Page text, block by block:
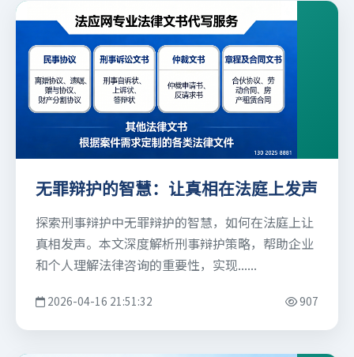
无罪辩护的智慧：让真相在法庭上发声
探索刑事辩护中无罪辩护的智慧，如何在法庭上让
真相发声。本文深度解析刑事辩护策略，帮助企业
和个人理解法律咨询的重要性，实现......
2026-04-16 21:51:32 907